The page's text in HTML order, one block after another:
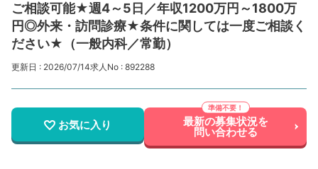
ご相談可能★週4～5日／年収1200万円～1800万
円◎外来・訪問診療★条件に関しては一度ご相談く
ださい★（一般内科／常勤）
更新日 : 2026/07/14求人No : 892288
お気に入り 最新の募集状況を
問い合わせる